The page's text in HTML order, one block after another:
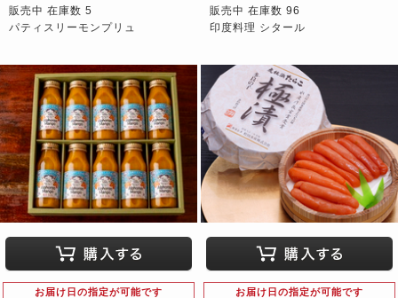
販売中 在庫数 5
パティスリーモンプリュ
販売中 在庫数 96
印度料理 シタール
お届け日の指定が可能です お届け日の指定が可能です